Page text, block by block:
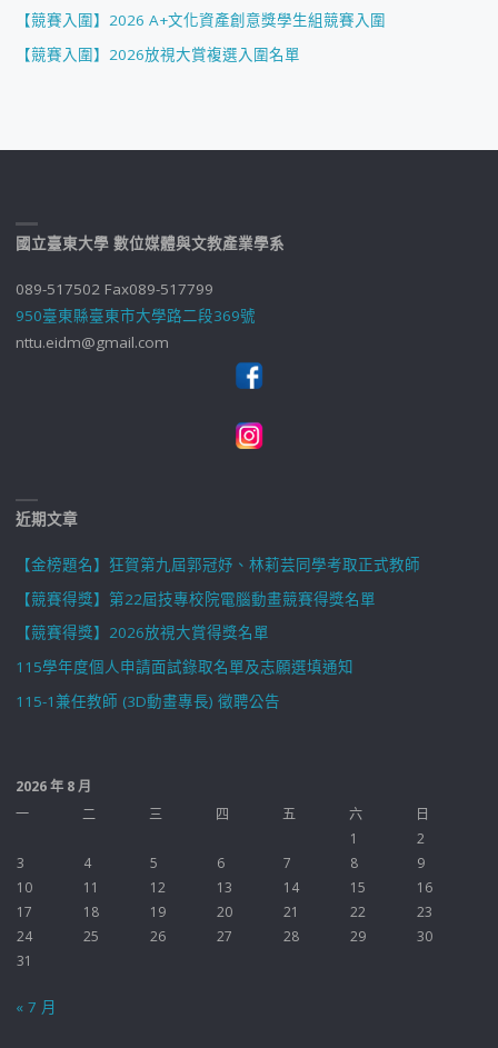
【競賽入圍】2026 A+文化資產創意獎學生組競賽入圍
【競賽入圍】2026放視大賞複選入圍名單
國立臺東大學 數位媒體與文教產業學系
089-517502 Fax089-517799
950臺東縣臺東市大學路二段369號
nttu.eidm@gmail.com
近期文章
【金榜題名】狂賀第九屆郭冠妤、林莉芸同學考取正式教師
【競賽得獎】第22屆技專校院電腦動畫競賽得獎名單
【競賽得獎】2026放視大賞得獎名單
115學年度個人申請面試錄取名單及志願選填通知
115-1兼任教師 (3D動畫專長) 徵聘公告
2026 年 8 月
一
二 三 四 五 六
日
1
2
3
4 5 6 7 8
9
10
11 12 13 14 15
16
17
18 19 20 21 22
23
24
25 26 27 28 29
30
31
« 7 月